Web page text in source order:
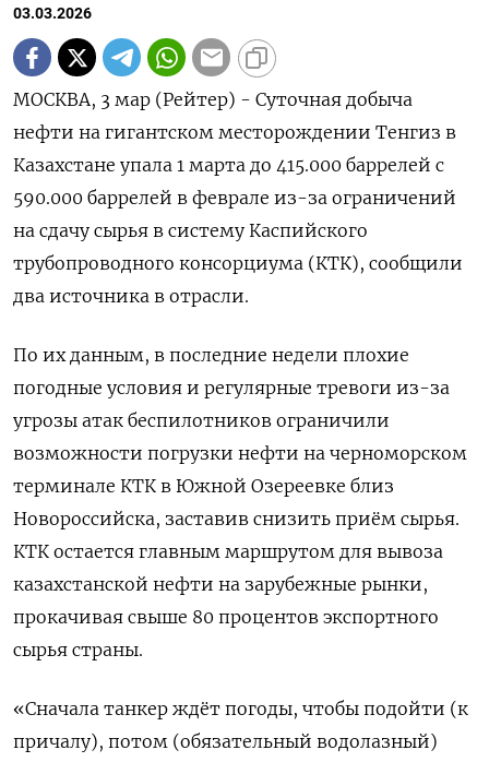
03.03.2026
МОСКВА, 3 мар (Рейтер) - Суточная добыча
нефти на гигантском месторождении Тенгиз в
Казахстане упала 1 марта до 415.000 баррелей ‌с
590.000 баррелей в феврале из-за ограничений
на сдачу сырья в систему Каспийского
трубопроводного консорциума (КТК), сообщили ​
два источника в ​отрасли.
По ​их данным, ⁠в последние недели плохие
погодные ‌условия и регулярные тревоги ‌из-за
угрозы атак беспилотников ограничили
возможности погрузки нефти на черноморском ​
терминале КТК в Южной Озереевке близ
‌Новороссийска, заставив снизить приём сырья.
КТК остается главным ​маршрутом для вывоза
казахстанской нефти на зарубежные ‌рынки,
прокачивая свыше 80 процентов экспортного
сырья страны.
«Сначала танкер ждёт погоды, чтобы подойти (к
причалу), потом (обязательный ​водолазный)